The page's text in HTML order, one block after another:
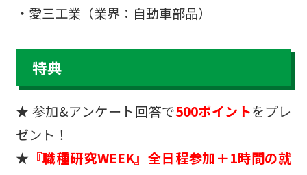
・愛三工業（業界：自動車部品）
特典
★ 参加&アンケート回答で500ポイントをプレ
ゼント！
★ 『職種研究WEEK』全日程参加＋1時間の就